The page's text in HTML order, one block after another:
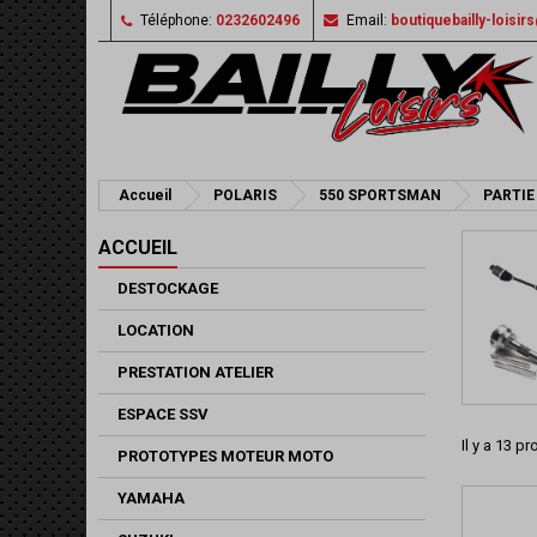
Téléphone: 0232602496 Email: boutiquebailly-
Accueil POLARIS 550 SPORTSMAN
ACCUEIL
DESTOCKAGE
LOCATION
PRESTATION ATELIER
ESPACE SSV
PROTOTYPES MOTEUR MOTO
YAMAHA
Il y a 13